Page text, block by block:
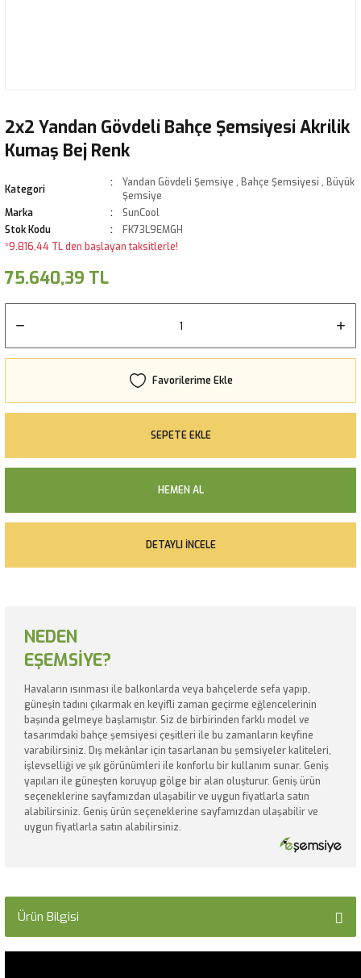
2x2 Yandan Gövdeli Bahçe Şemsiyesi Akrilik
Kumaş Bej Renk
Kategori
Yandan Gövdeli Şemsiye , Bahçe Şemsiyesi , Büyük
Şemsiye
Marka
SunCool
Stok Kodu
FK73L9EMGH
*9.816,44 TL den başlayan taksitlerle!
75.640,39 TL
SEPETE EKLE
HEMEN AL
DETAYLI İNCELE
NEDEN
EŞEMSİYE?
Havaların ısınması ile balkonlarda veya bahçelerde sefa yapıp,
güneşin tadını çıkarmak en keyifli zaman geçirme eğlencelerinin
başında gelmeye başlamıştır. Siz de birbirinden farklı model ve
tasarımdaki bahçe şemsiyesi çeşitleri ile bu zamanların keyfine
varabilirsiniz. Dış mekânlar için tasarlanan bu şemsiyeler kaliteleri,
işlevselliği ve şık görünümleri ile konforlu bir kullanım sunar. Geniş
yapıları ile güneşten koruyup gölge bir alan oluşturur. Geniş ürün
seçeneklerine sayfamızdan ulaşabilir ve uygun fiyatlarla satın
alabilirsiniz. Geniş ürün seçeneklerine sayfamızdan ulaşabilir ve
uygun fiyatlarla satın alabilirsiniz.
Ürün Bilgisi